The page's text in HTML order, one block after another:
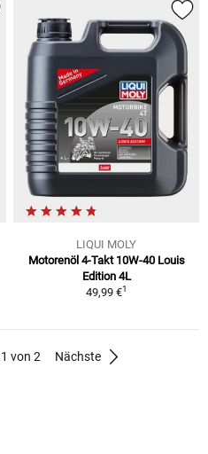
LIQUI MOLY
Motorenöl 4-Takt 10W-40 Louis
Edition 4L
49,99 €1
von 2 Nächste